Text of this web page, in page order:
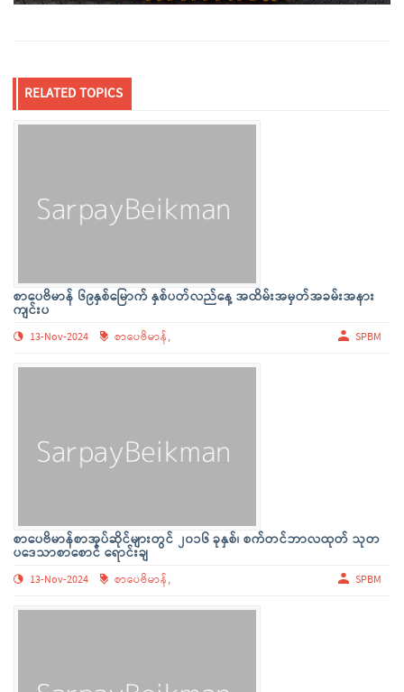
RELATED TOPICS
စာပေဗိမာန် ၆၉နှစ်မြောက် နှစ်ပတ်လည်နေ့ အထိမ်းအမှတ်အခမ်းအနား
ကျင်းပ
13-Nov-2024 စာပေဗိမာန်, SPBM
စာပေဗိမာန်စာအုပ်ဆိုင်များတွင် ၂၀၁၆ ခုနှစ်၊ စက်တင်ဘာလထုတ် သုတ
ပဒေသာစာစောင် ရောင်းချ
13-Nov-2024 စာပေဗိမာန်, SPBM